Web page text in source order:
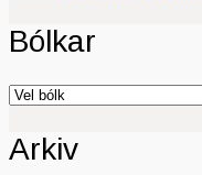
Bólkar
Bólkar
Arkiv